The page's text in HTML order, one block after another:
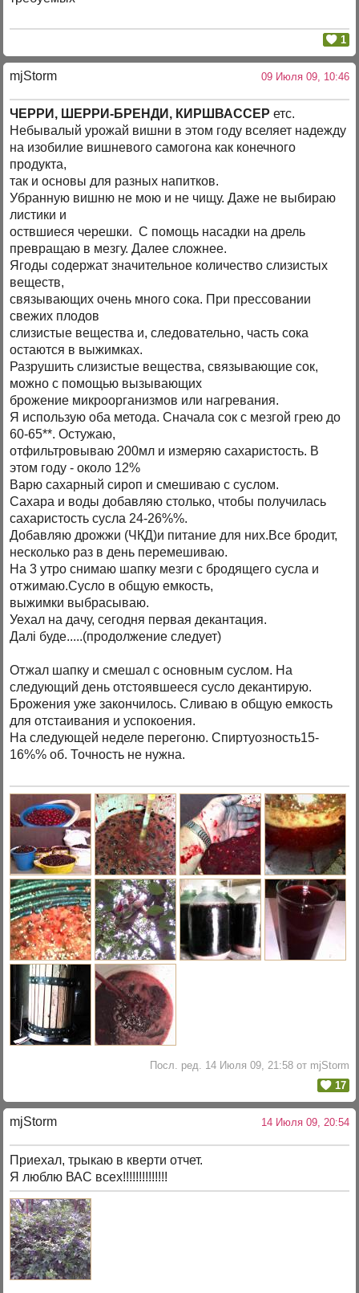
1
mjStоrm 09 Июля 09, 10:46
ЧЕРРИ, ШЕРРИ-БРЕНДИ, КИРШВАССЕРетс.
Небывалый урожай вишни в этом году вселяет надежду
на изобилие вишневого самогона как конечного
продукта,
так и основы для разных напитков.
Убранную вишню не мою и не чищу. Даже не выбираю
листики и
оствшиеся черешки. С помощь насадки на дрель
превращаю в мезгу. Далее сложнее.
Ягоды содержат значительное количество слизистых
веществ,
связывающих очень много сока. При прессовании
свежих плодов
слизистые вещества и, следовательно, часть сока
остаются в выжимках.
Разрушить слизистые вещества, связывающие сок,
можно с помощью вызывающих
брожение микроорганизмов или нагревания.
Я использую оба метода. Сначала сок с мезгой грею до
60-65**. Остужаю,
отфильтровываю 200мл и измеряю сахаристость. В
этом году - около 12%
Варю сахарный сироп и смешиваю с суслом.
Сахара и воды добавляю столько, чтобы получилась
сахаристость сусла 24-26%%.
Добавляю дрожжи (ЧКД)и питание для них.Все бродит,
несколько раз в день перемешиваю.
На 3 утро снимаю шапку мезги с бродящего сусла и
отжимаю.Сусло в общую емкость,
выжимки выбрасываю.
Уехал на дачу, сегодня первая декантация.
Далі буде.....(продолжение следует)
Отжал шапку и смешал с основным суслом. На
следующий день отстоявшееся сусло декантирую.
Брожения уже закончилось. Сливаю в общую емкость
для отстаивания и успокоения.
На следующей неделе перегоню. Спиртуозность15-
16%% об. Точность не нужна.
Посл. ред. 14 Июля 09, 21:58 от mjStorm
17
mjStоrm 14 Июля 09, 20:54
Приехал, трыкаю в кверти отчет.
Я люблю ВАС всех!!!!!!!!!!!!!!